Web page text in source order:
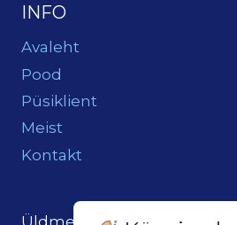
INFO
Avaleht
Pood
Püsiklient
Meist
Kontakt